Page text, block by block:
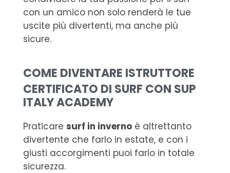
con un amico non solo renderà le tue
uscite più divertenti, ma anche più
sicure.
COME DIVENTARE ISTRUTTORE
CERTIFICATO DI SURF CON SUP
ITALY ACADEMY
Praticare surf in invernoè altrettanto
divertente che farlo in estate, e con i
giusti accorgimenti puoi farlo in totale
sicurezza.